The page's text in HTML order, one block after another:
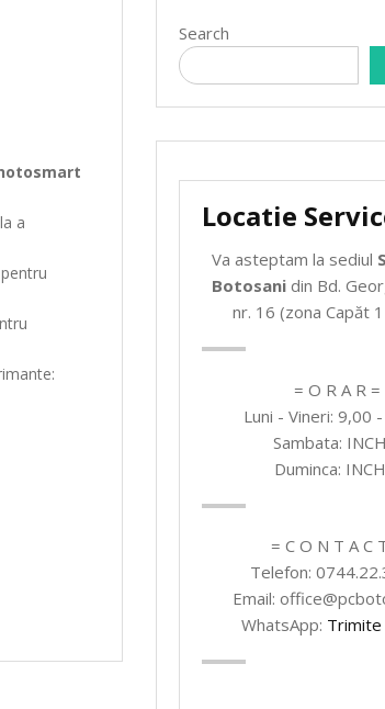
a
Search
Locatie
Va asteptam la sediul
Botosani din Bd.
nr. 16 (zona Capăt
= O R A R =
Luni - Vineri: 9,00
Sambata:
Duminca:
= C O N T A C
Telefon:
Email:
WhatsApp: